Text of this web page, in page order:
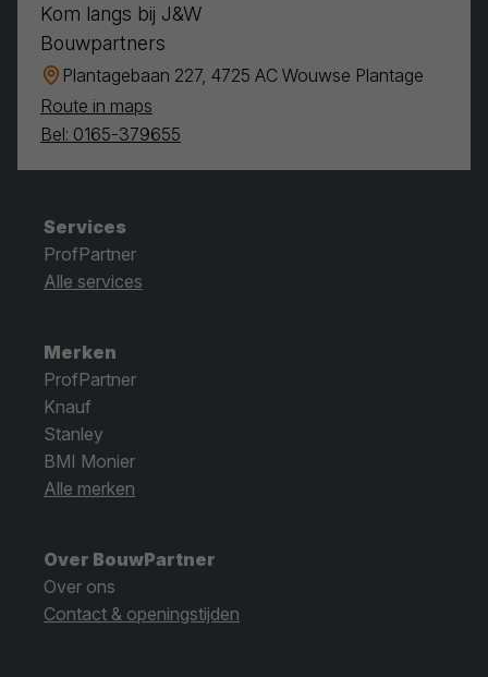
Kom langs bij J&W
Bouwpartners
Plantagebaan 227, 4725 AC Wouwse Plantage
Route in maps
Bel: 0165-379655
Services
ProfPartner
Alle services
Merken
ProfPartner
Knauf
Stanley
BMI Monier
Alle merken
Over BouwPartner
Over ons
Contact & openingstijden